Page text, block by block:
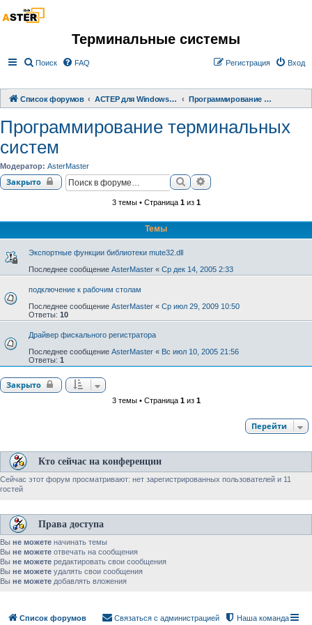
Терминальные системы
Поиск FAQ Вход
Регистрация
Список форумов АСТЕР для Windows 2000/XP/ 7/ 8/ 10 Программирование терминальных систем
Программирование терминальных
систем
Модератор: AsterMaster
Закрыто ПоискРасширенный поиск
3 темы • Страница 1из 1
Темы
Экспортные функции библиотеки mute32.dll
Последнее сообщение AsterMaster « Ср дек 14, 2005 2:33
подключение к рабочим столам
Последнее сообщение AsterMaster « Ср июл 29, 2009 10:50
Ответы: 10
Драйвер фискального регистратора
Последнее сообщение AsterMaster « Вс июл 10, 2005 21:56
Ответы: 1
Закрыто
3 темы • Страница 1из 1
Перейти
Кто сейчас на конференции
Сейчас этот форум просматривают: нет зарегистрированных пользователей и 11
гостей
Права доступа
Вы не можете начинать темы
Вы не можете отвечать на сообщения
Вы не можете редактировать свои сообщения
Вы не можете удалять свои сообщения
Вы не можете добавлять вложения
Список форумов Наша команда
Связаться с администрацией